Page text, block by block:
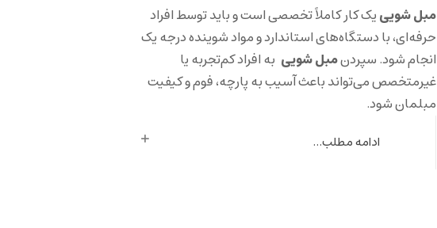
مبل شویییک کار کاملاً تخصصی است و باید توسط افراد
حرفه‌ای، با دستگاه‌های استاندارد و مواد شوینده درجه یک
انجام شود. سپردنمبل شویی به افراد کم‌تجربه یا
غیرمتخصص می‌تواند باعث آسیب به پارچه، فوم و کیفیت
مبلمان شود.
ادامه مطلب...